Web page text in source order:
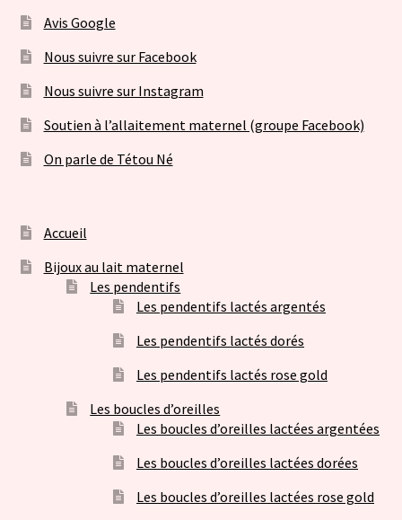
Avis Google
Nous suivre sur Facebook
Nous suivre sur Instagram
Soutien à l’allaitement maternel (groupe Facebook)
On parle de Tétou Né
Accueil
Bijoux au lait maternel
Les pendentifs
Les pendentifs lactés argentés
Les pendentifs lactés dorés
Les pendentifs lactés rose gold
Les boucles d’oreilles
Les boucles d’oreilles lactées argentées
Les boucles d’oreilles lactées dorées
Les boucles d’oreilles lactées rose gold